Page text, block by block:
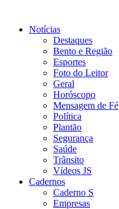
Notícias
Destaques
Bento e Região
Esportes
Foto do Leitor
Geral
Horóscopo
Mensagem de Fé
Política
Plantão
Segurança
Saúde
Trânsito
Vídeos JS
Cadernos
Caderno S
Empresas